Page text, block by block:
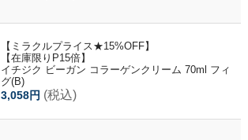
【ミラクルプライス★15%OFF】
【在庫限りP15倍】
イチジク ビーガン コラーゲンクリーム 70ml フィ
グ(B)
3,058円 (税込)